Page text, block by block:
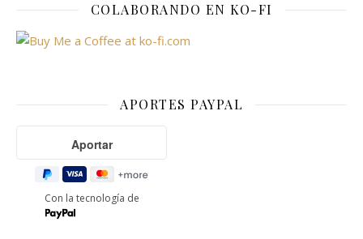
COLABORANDO EN KO-FI
APORTES PAYPAL
Con la tecnología de